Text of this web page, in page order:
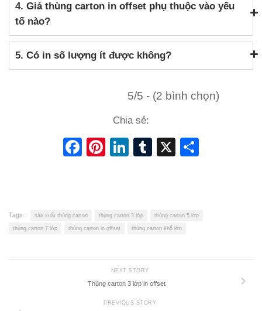
4. Giá thùng carton in offset phụ thuộc vào yếu
tố nào?
5. Có in số lượng ít được không?
5/5 - (2 bình chọn)
Chia sẻ:
Facebook
Pinterest
LinkedIn
Tumblr
X
Tags: sản xuất thùng carton thùng carton 3 lớp thùng carton 5 lớp
thùng carton 7 lớp thùng carton in offset thùng carton khổ lớn
NEXT STORY
Thùng carton 3 lớp in offset
PREVIOUS STORY